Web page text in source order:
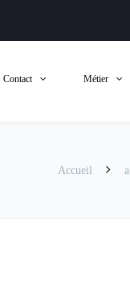
Contact Métier
Accueil